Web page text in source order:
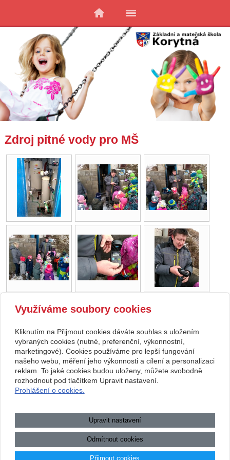
Zdroj pitné vody pro MŠ
zpět
Copyright © 2026 Základní škola, Korytná, okres Uherské Hradiště, příspěvková
a
Mapa webu|Zobrazit klasickou verzi
Přístupnost webových stránek|GDPR|
informace
.:.
Využíváme soubory cookies
Kliknutím na Přijmout cookies dáváte souhlas s uložením
vybraných cookies (nutné, preferenční, výkonnostní,
marketingové). Cookies používáme pro lepší fungování
našeho webu, měření jeho výkonnosti a cílení a personalizaci
reklam. To jaké cookies budou uloženy, můžete svobodně
rozhodnout pod tlačítkem Upravit nastavení.
Prohlášení o cookies.
Upravit nastavení
Odmítnout cookies
Přijmout cookies